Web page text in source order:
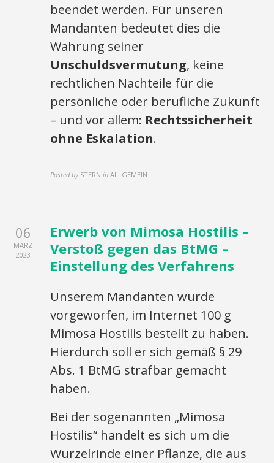
beendet werden. Für unseren
Mandanten bedeutet dies die
Wahrung seiner
Unschuldsvermutung, keine
rechtlichen Nachteile für die
persönliche oder berufliche Zukunft
– und vor allem: Rechtssicherheit
ohne Eskalation.
Posted by STERN in ALLGEMEIN
06
MÄRZ
2023
Erwerb von Mimosa Hostilis –
Verstoß gegen das BtMG –
Einstellung des Verfahrens
Unserem Mandanten wurde
vorgeworfen, im Internet 100 g
Mimosa Hostilis bestellt zu haben.
Hierdurch soll er sich gemäß § 29
Abs. 1 BtMG strafbar gemacht
haben.
Bei der sogenannten „Mimosa
Hostilis“ handelt es sich um die
Wurzelrinde einer Pflanze, die aus